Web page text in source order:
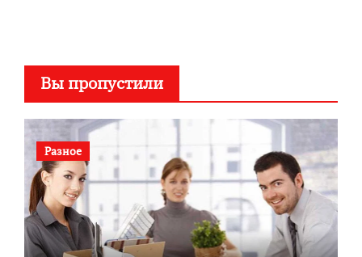
Вы пропустили
Разное